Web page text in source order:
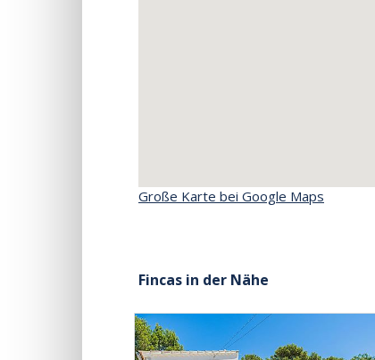
Große Karte bei Google Maps
Fincas in der Nähe